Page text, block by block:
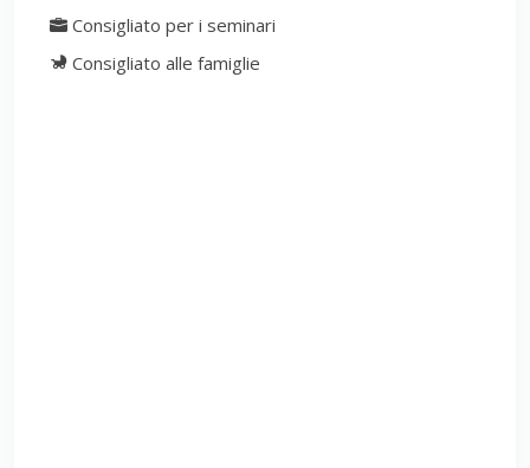
Consigliato per i seminari
Consigliato alle famiglie